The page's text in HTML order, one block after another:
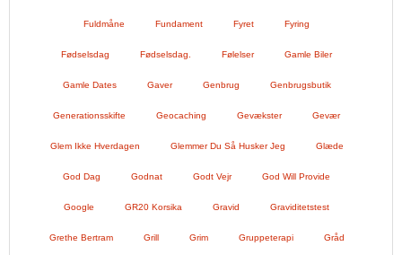
Fuldmåne Fundament Fyret Fyring
Fødselsdag Fødselsdag. Følelser Gamle Biler
Gamle Dates Gaver Genbrug Genbrugsbutik
Generationsskifte Geocaching Gevækster Gevær
Glem Ikke Hverdagen Glemmer Du Så Husker Jeg Glæde
God Dag Godnat Godt Vejr God Will Provide
Google GR20 Korsika Gravid Graviditetstest
Grethe Bertram Grill Grim Gruppeterapi Gråd